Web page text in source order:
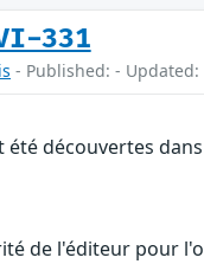
331
- Published: - Updated:
découvertes
de l'éditeur pour